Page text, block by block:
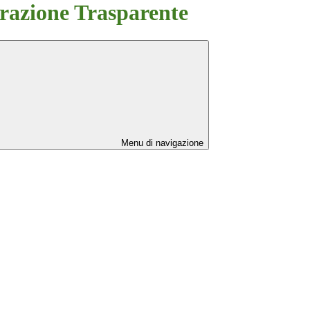
Trasparente
Menu di navigazione